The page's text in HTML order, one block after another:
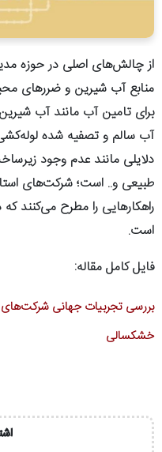
از چالش‌های اصلی در حوزه
منابع آب شیرین و ضررهای
برای تامین آب مانند آب
آب سالم و تصفیه شده
دلایلی مانند عدم وجود
طبیعی و.. است؛ شرکت‌های
راهکارهایی را مطرح می‌کنند
است.
فایل کامل مقاله:
بررسی تجربیات جهانی
خشکسالی